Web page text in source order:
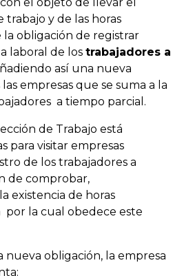
y de las horas
la obligación de registrar
laboral de los trabajadores a
así una nueva
empresas que se suma a la
a tiempo parcial.
de Trabajo está
para visitar empresas
de los trabajadores a
de comprobar,
existencia de horas
por la cual obedece este
nueva obligación, la empresa